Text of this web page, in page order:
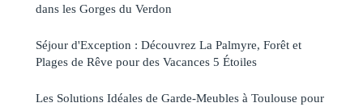
dans les Gorges du Verdon
Séjour d'Exception : Découvrez La Palmyre, Forêt et
Plages de Rêve pour des Vacances 5 Étoiles
Les Solutions Idéales de Garde-Meubles à Toulouse pour